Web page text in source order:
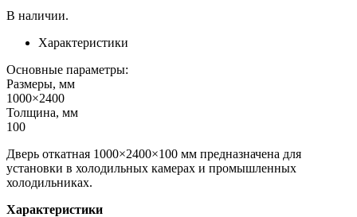
В наличии.
Характеристики
Основные параметры:
Размеры, мм
1000×2400
Толщина, мм
100
Дверь откатная 1000×2400×100 мм предназначена для
установки в холодильных камерах и промышленных
холодильниках.
Характеристики